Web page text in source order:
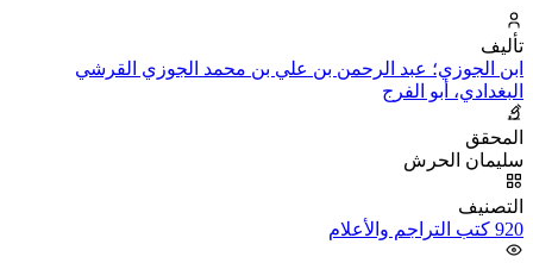
تأليف
ابن الجوزي؛ عبد الرحمن بن علي بن محمد الجوزي القرشي
البغدادي، أبو الفرج
المحقق
سليمان الحرش
التصنيف
920 كتب التراجم والأعلام